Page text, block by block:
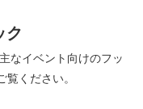
ク
なイベント向けのフッ
ください。